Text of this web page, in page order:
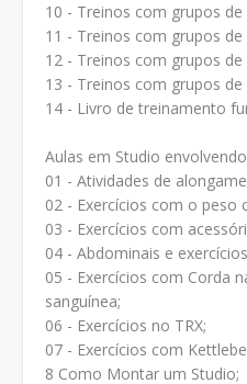
10 - Treinos com grupos de
11 - Treinos com grupos de
12 - Treinos com grupos de
13 - Treinos com grupos de
14 - Livro de treinamento
Aulas em Studio envolvendo
01 - Atividades de
02 - Exercícios com o peso
03 - Exercícios com
04 - Abdominais e
05 - Exercícios com Corda
sanguínea;
06 - Exercícios no TRX;
07 - Exercícios com
8 Como Montar um Studio;